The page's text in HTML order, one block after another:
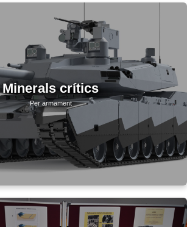
Minerals crítics
Per armament